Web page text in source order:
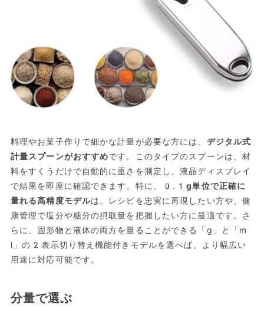
料理やお菓子作りで細かな計量が必要な方には、 デジタル式
計量スプーンがおすすめです。このタイプのスプーンは、材
料をすくうだけで自動的に重さを測定し、液晶ディスプレイ
で結果を即座に確認できます。特に、
0.1g単位で正確に
量れる高精度モデルは、レシピを忠実に再現したい方や、健
康管理で塩分や糖分の摂取量を把握したい方に最適です。さ
らに、固形物と液体の両方を量ることができる「g」と「m
l」の2表示切り替え機能付きモデルを選べば、より幅広い
用途に対応可能です。
分量で選ぶ